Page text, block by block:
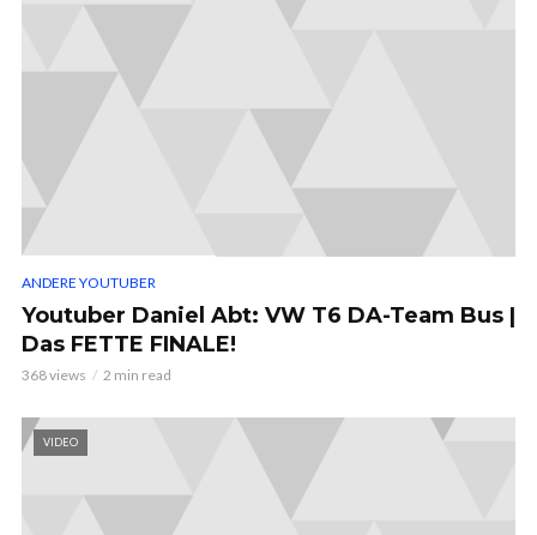
ANDERE YOUTUBER
Youtuber Daniel Abt: VW T6 DA-Team Bus |
Das FETTE FINALE!
368 views 2 min read
VIDEO